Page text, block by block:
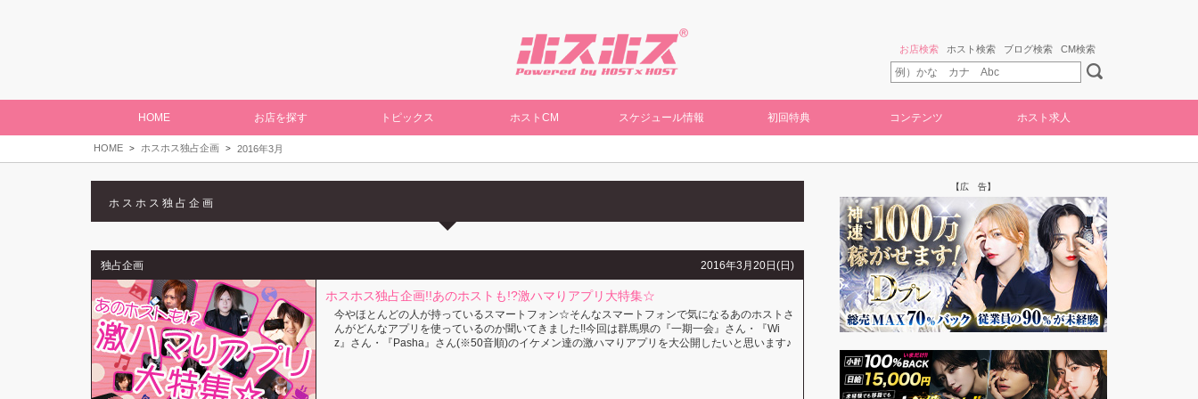
お店検索 ホスト検索 ブログ検索 CM検索
HOME お店を探す トピックス ホストCM スケジュール情報 初回特典 コンテンツ ホスト求人
HOME ホスホス独占企画 2016年3月
ホスホス独占企画
独占企画 2016年3月20日(日)
ホスホス独占企画!!あのホストも!?激ハマりアプリ大特集☆
今やほとんどの人が持っているスマートフォン☆そんなスマートフォンで気になるあのホストさ
んがどんなアプリを使っているのか聞いてきました!!今回は群馬県の『一期一会』さん・『Wi
z』さん・『Pasha』さん(※50音順)のイケメン達の激ハマりアプリを大公開したいと思います♪
【広 告】